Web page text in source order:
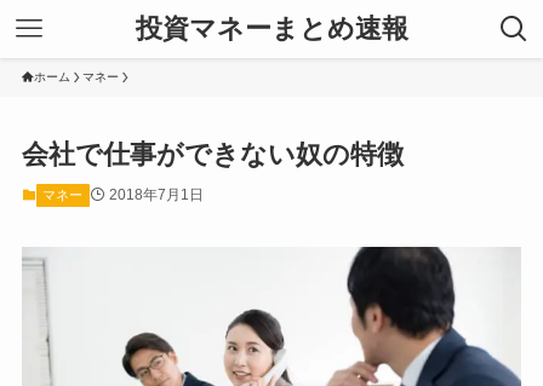
投資マネーまとめ速報
ホーム マネー
会社で仕事ができない奴の特徴
マネー 2018年7月1日